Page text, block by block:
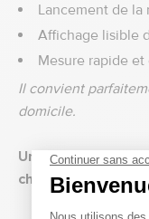
Lancement de la
Affichage lisible
Mesure rapide
Il convient
domicile.
Un appareil
chroniques